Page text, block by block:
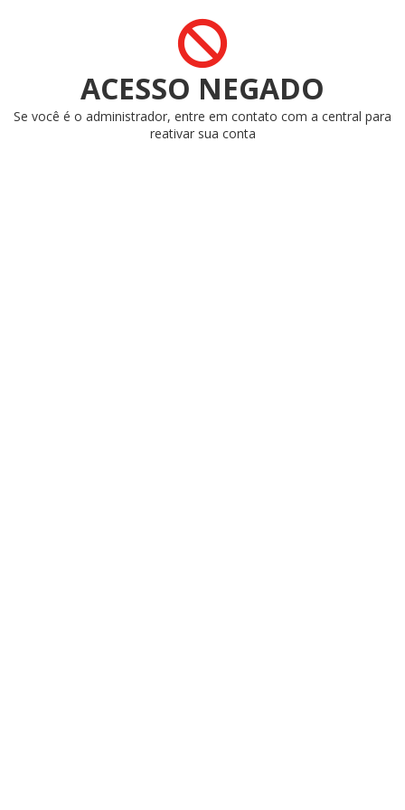
ACESSO NEGADO
Se você é o administrador, entre em contato com a central para
reativar sua conta